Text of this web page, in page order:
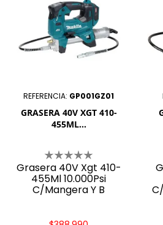
REFERENCIA: GP001GZ01
GRASERA 40V XGT 410-
455ML...
Grasera 40V Xgt 410-
455Ml 10.000Psi
C/Mangera Y B